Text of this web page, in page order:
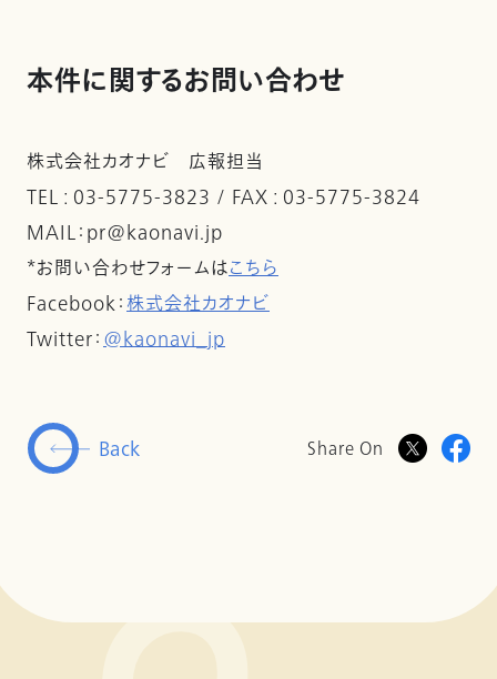
本件に関するお問い合わせ
株式会社カオナビ 広報担当
TEL : 03-5775-3823 / FAX : 03-5775-3824
MAIL：pr@kaonavi.jp
*お問い合わせフォームはこちら
Facebook：株式会社カオナビ
Twitter：@kaonavi_jp
Back Share On